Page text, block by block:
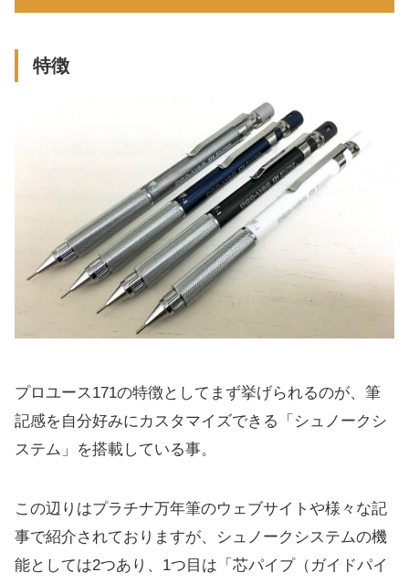
特徴
プロユース171の特徴としてまず挙げられるのが、筆
記感を自分好みにカスタマイズできる「シュノークシ
ステム」を搭載している事。
この辺りはプラチナ万年筆のウェブサイトや様々な記
事で紹介されておりますが、シュノークシステムの機
能としては2つあり、1つ目は「芯パイプ（ガイドパイ